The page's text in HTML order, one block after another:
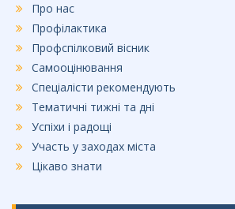
Про нас
Профілактика
Профспілковий вісник
Самооцінювання
Спеціалісти рекомендують
Тематичні тижні та дні
Успіхи і радощі
Участь у заходах міста
Цікаво знати